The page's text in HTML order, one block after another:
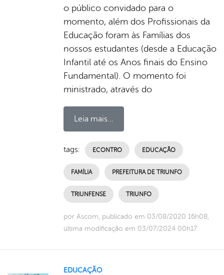
o público convidado para o
momento, além dos Profissionais da
Educação foram às Famílias dos
nossos estudantes (desde a Educação
Infantil até os Anos finais do Ensino
Fundamental). O momento foi
ministrado, através do
Leia mais...
tags: ECONTRO EDUCAÇÃO
FAMÍLIA PREFEITURA DE TRIUNFO
TRIUNFENSE TRIUNFO
por Ascom, publicado em 03/08/2020 16h08,
última modificação em 03/07/2024 00h17
EDUCAÇÃO